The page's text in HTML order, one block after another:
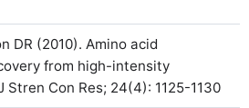
DR (2010). Amino acid
from high-intensity
Con Res; 24(4): 1125-1130